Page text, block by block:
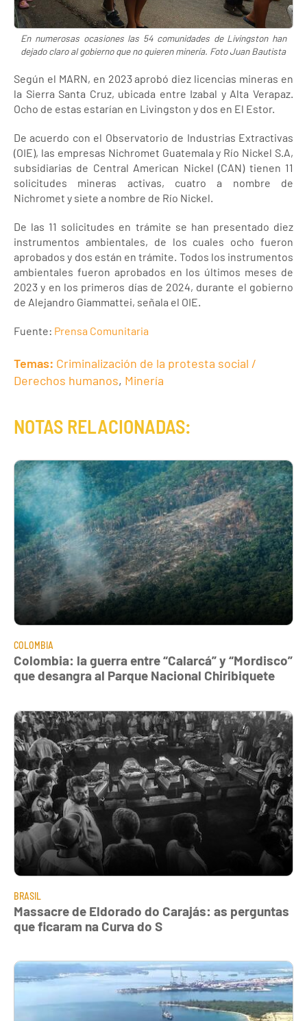
En numerosas ocasiones las 54 comunidades de Livingston han
dejado claro al gobierno que no quieren minería. Foto Juan Bautista
Según el MARN, en 2023 aprobó diez licencias mineras en
la Sierra Santa Cruz, ubicada entre Izabal y Alta Verapaz.
Ocho de estas estarían en Livingston y dos en El Estor.
De acuerdo con el Observatorio de Industrias Extractivas
(OIE), las empresas Nichromet Guatemala y Río Nickel S.A,
subsidiarias de Central American Nickel (CAN) tienen 11
solicitudes mineras activas, cuatro a nombre de
Nichromet y siete a nombre de Río Nickel.
De las 11 solicitudes en trámite se han presentado diez
instrumentos ambientales, de los cuales ocho fueron
aprobados y dos están en trámite. Todos los instrumentos
ambientales fueron aprobados en los últimos meses de
2023 y en los primeros días de 2024, durante el gobierno
de Alejandro Giammattei, señala el OIE.
Fuente: Prensa Comunitaria
Temas: Criminalización de la protesta social /
Derechos humanos, Minería
NOTAS RELACIONADAS:
COLOMBIA
Colombia: la guerra entre “Calarcá” y “Mordisco”
que desangra al Parque Nacional Chiribiquete
BRASIL
Massacre de Eldorado do Carajás: as perguntas
que ficaram na Curva do S